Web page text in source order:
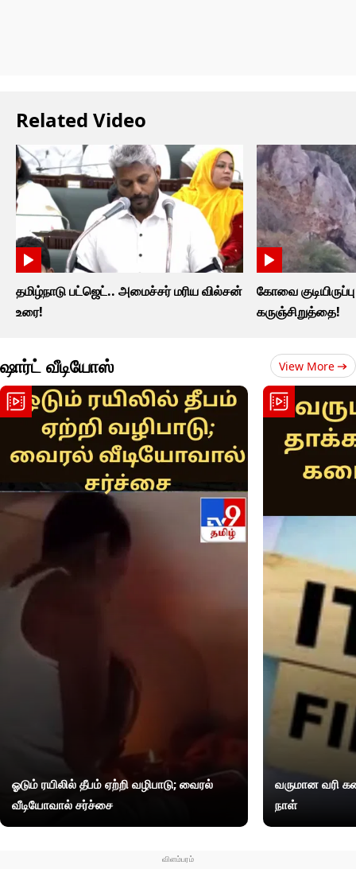
Related Video
தமிழ்நாடு பட்ஜெட்.. அமைச்சர் மரிய வில்சன்
உரை!
கோவை குடியிருப்பு
கருஞ்சிறுத்தை!
ஷார்ட் வீடியோஸ் View More
ஓடும் ரயிலில் தீபம் ஏற்றி வழிபாடு; வைரல்
வீடியோவால் சர்ச்சை
வருமான வரி
நாள்